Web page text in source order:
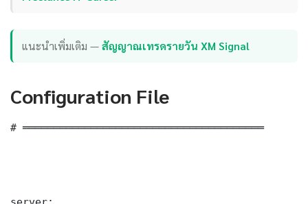
แนะนำเพิ่มเติม —สัญญาณเทรดรายวัน XM Signal
Configuration File
# ═══════════════════════════════════════
server: